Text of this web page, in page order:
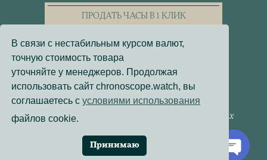
ПРОДАТЬ ЧАСЫ В 1 КЛИК
Пользовательское Соглашение
Политика конфиденциальности
Согласие на обработку персональных данных
Политика использования файлов cookie
Разработка сайта:Онлайн-Проекты
В связи с нестабильным курсом валют,
точную стоимость товара
уточняйте у менеджеров. Продолжая
использовать сайт chronoscope.watch, вы
соглашаетесь сусловиями использования
файлов cookie.
Принимаю